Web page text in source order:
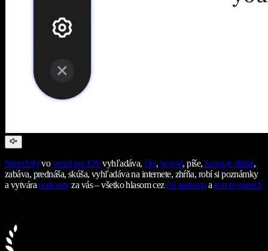
Speechifyvoverzii pre iOS vyhľadáva,číta, hovorí, píše,zapisuje diktát,
zabáva, prednáša, skúša, vyhľadáva na internete, zhŕňa, robí si poznámky
a vytvárapodcastyza vás – všetko hlasom cezAI asistentaatext-to-speech